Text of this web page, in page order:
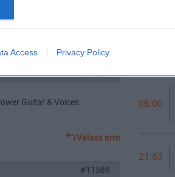
Access Privacy Policy
#11589
Guitar & Voices
Válasz erre
#11588
06:00
21:53